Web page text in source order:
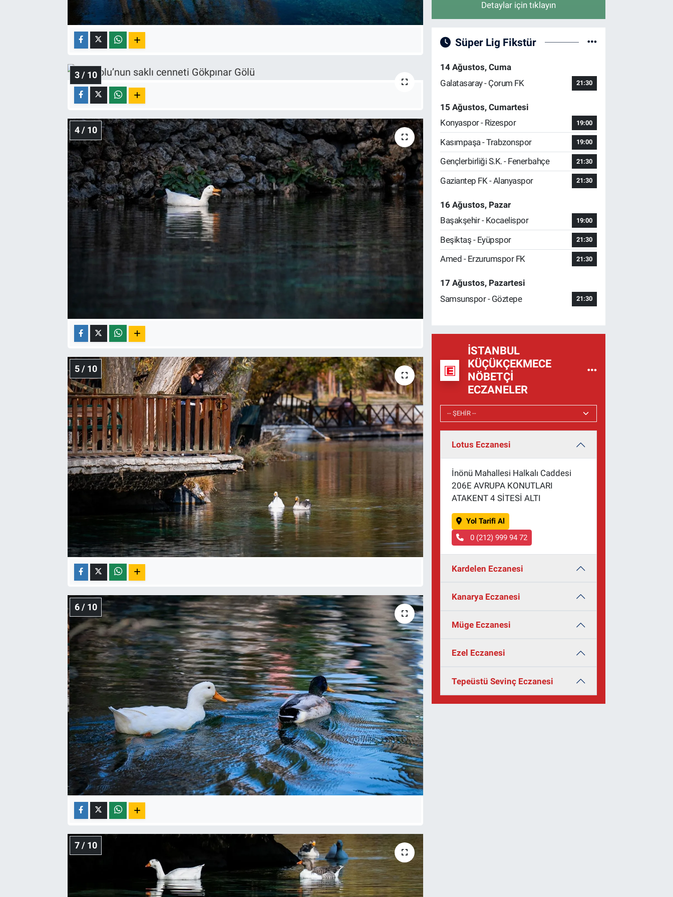
3 / 10
4 / 10
5 / 10
6 / 10
7 / 10
Detaylar için tıklayın
Süper Lig Fikstür
14 Ağustos, Cuma
Galatasaray - Çorum FK
21:30
15 Ağustos, Cumartesi
Konyaspor - Rizespor
19:00
Kasımpaşa - Trabzonspor 19:00
Gençlerbirliği S.K. - Fenerbahçe 21:30
Gaziantep FK - Alanyaspor 21:30
16 Ağustos, Pazar
Başakşehir - Kocaelispor
19:00
Beşiktaş - Eyüpspor 21:30
Amed - Erzurumspor FK 21:30
17 Ağustos, Pazartesi
Samsunspor - Göztepe
21:30
İSTANBUL
KÜÇÜKÇEKMECE
NÖBETÇI
ECZANELER
Lotus Eczanesi
İnönü Mahallesi Halkalı Caddesi
206E AVRUPA KONUTLARI
ATAKENT 4 SİTESİ ALTI
Yol Tarifi Al
0 (212) 999 94 72
Kardelen Eczanesi
Kanarya Eczanesi
Müge Eczanesi
Ezel Eczanesi
Tepeüstü Sevinç Eczanesi